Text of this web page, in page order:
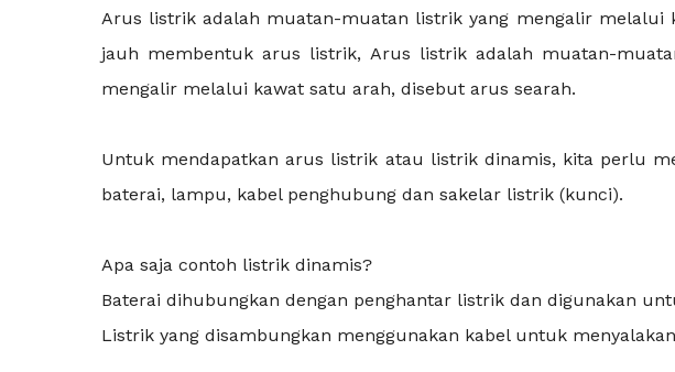
Arus listrik adalah muatan-muatan listrik yang mengalir melalui
jauh membentuk arus listrik, Arus listrik adalah muatan-
mengalir melalui kawat satu arah, disebut arus searah.
Untuk mendapatkan arus listrik atau listrik dinamis, kita perlu
baterai, lampu, kabel penghubung dan sakelar listrik (kunci).
Apa saja contoh listrik dinamis?
Baterai dihubungkan dengan penghantar listrik dan digunakan
Listrik yang disambungkan menggunakan kabel untuk